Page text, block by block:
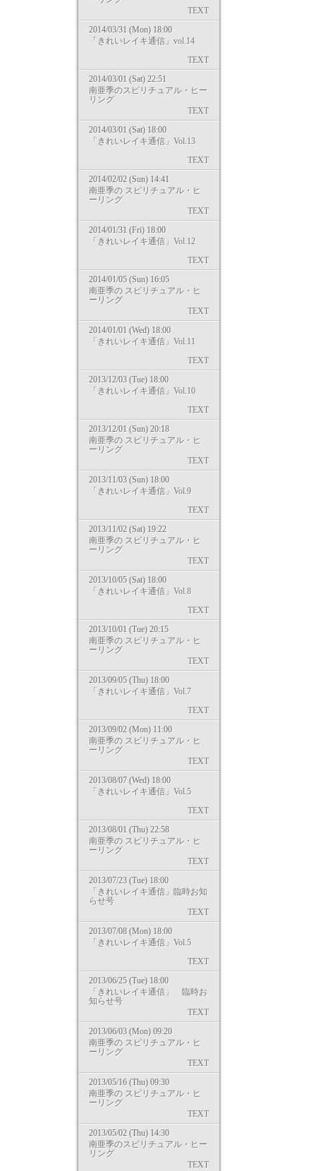
TEXT
2014/03/31 (Mon) 18:00
「きれいレイキ通信」vol.14
TEXT
2014/03/01 (Sat) 22:51
南亜季のスピリチュアル・ヒー
リング
TEXT
2014/03/01 (Sat) 18:00
「きれいレイキ通信」Vol.13
TEXT
2014/02/02 (Sun) 14:41
南亜季の スピリチュアル・ヒ
ーリング
TEXT
2014/01/31 (Fri) 18:00
「きれいレイキ通信」Vol.12
TEXT
2014/01/05 (Sun) 16:05
南亜季の スピリチュアル・ヒ
ーリング
TEXT
2014/01/01 (Wed) 18:00
「きれいレイキ通信」Vol.11
TEXT
2013/12/03 (Tue) 18:00
「きれいレイキ通信」Vol.10
TEXT
2013/12/01 (Sun) 20:18
南亜季の スピリチュアル・ヒ
ーリング
TEXT
2013/11/03 (Sun) 18:00
「きれいレイキ通信」Vol.9
TEXT
2013/11/02 (Sat) 19:22
南亜季の スピリチュアル・ヒ
ーリング
TEXT
2013/10/05 (Sat) 18:00
「きれいレイキ通信」Vol.8
TEXT
2013/10/01 (Tue) 20:15
南亜季の スピリチュアル・ヒ
ーリング
TEXT
2013/09/05 (Thu) 18:00
「きれいレイキ通信」Vol.7
TEXT
2013/09/02 (Mon) 11:00
南亜季の スピリチュアル・ヒ
ーリング
TEXT
2013/08/07 (Wed) 18:00
「きれいレイキ通信」Vol.5
TEXT
2013/08/01 (Thu) 22:58
南亜季の スピリチュアル・ヒ
ーリング
TEXT
2013/07/23 (Tue) 18:00
「きれいレイキ通信」臨時お知
らせ号
TEXT
2013/07/08 (Mon) 18:00
「きれいレイキ通信」Vol.5
TEXT
2013/06/25 (Tue) 18:00
「きれいレイキ通信」 臨時お
知らせ号
TEXT
2013/06/03 (Mon) 09:20
南亜季の スピリチュアル・ヒ
ーリング
TEXT
2013/05/16 (Thu) 09:30
南亜季の スピリチュアル・ヒ
ーリング
TEXT
2013/05/02 (Thu) 14:30
南亜季のスピリチュアル・ヒー
リング
TEXT